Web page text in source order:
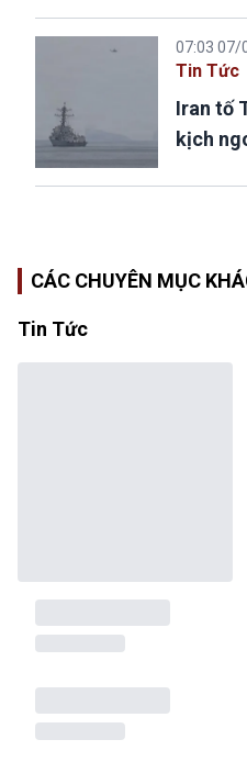
07:03 07/
Tin Tức
Iran tố
kịch
CÁC CHUYÊN MỤC
Tin Tức